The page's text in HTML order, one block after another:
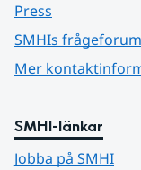
Press
SMHIs frågeforum
Mer
SMHI-länkar
Jobba på SMHI